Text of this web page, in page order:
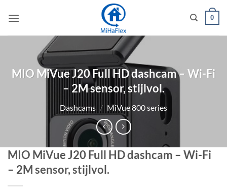
naar
0
MIO MiVue J20 Full HD dashcam – Wi-Fi
– 2M sensor, stijlvol.
Dashcams / MiVue 800 series
MIO MiVue J20 Full HD dashcam – Wi-Fi
– 2M sensor, stijlvol.